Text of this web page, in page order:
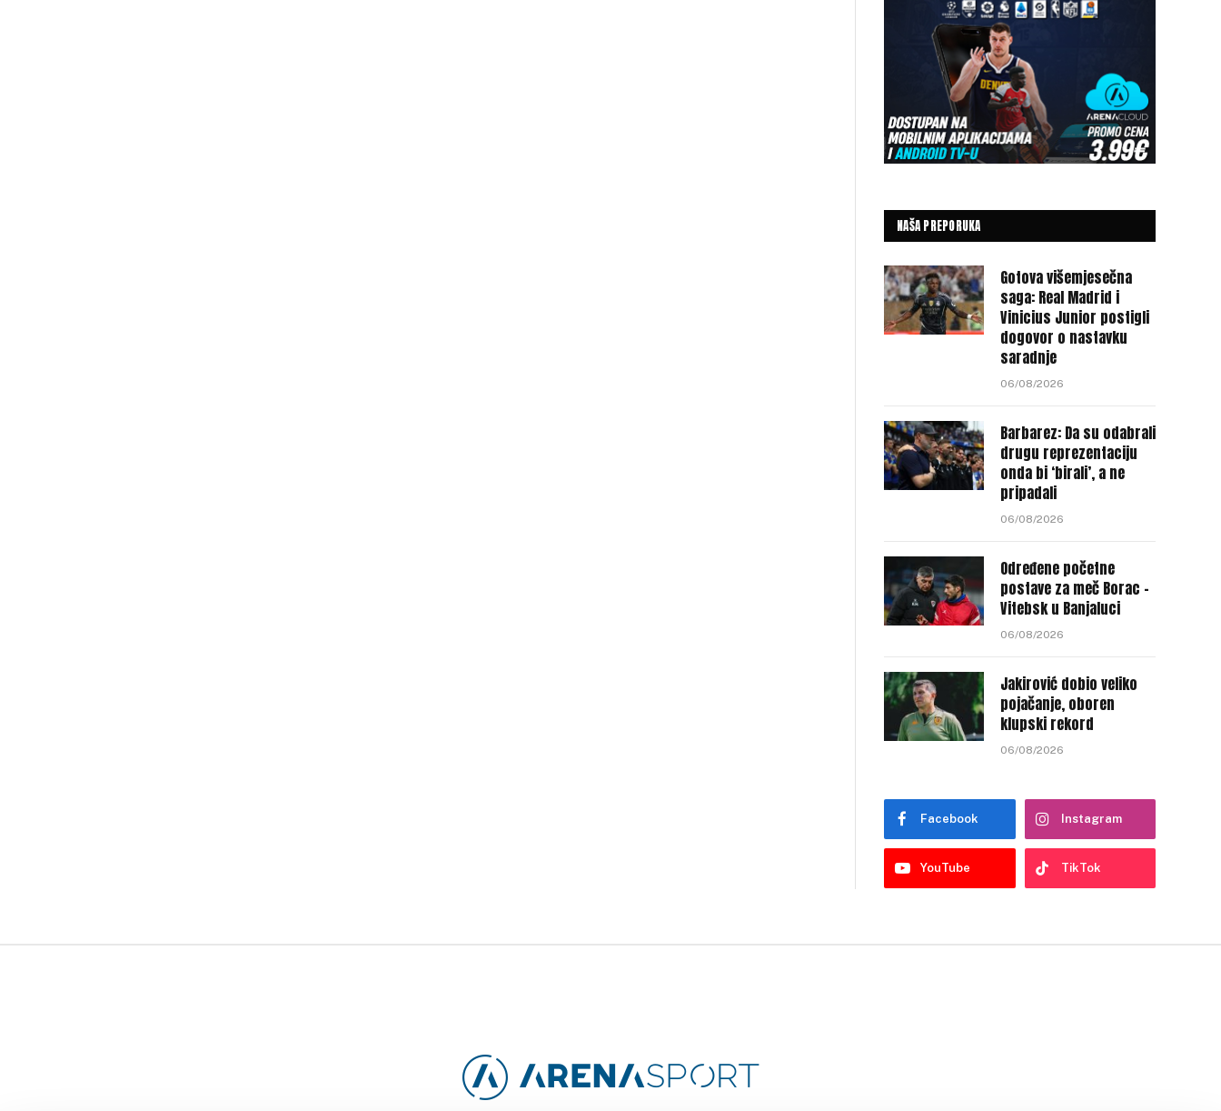
NAŠA PREPORUKA
Gotova višemjesečna
saga: Real Madrid i
Vinicius Junior postigli
dogovor o nastavku
saradnje
06/08/2026
Barbarez: Da su odabrali
drugu reprezentaciju
onda bi ‘birali’, a ne
pripadali
06/08/2026
Određene početne
postave za meč Borac –
Vitebsk u Banjaluci
06/08/2026
Jakirović dobio veliko
pojačanje, oboren
klupski rekord
06/08/2026
Facebook Instagram
YouTube TikTok